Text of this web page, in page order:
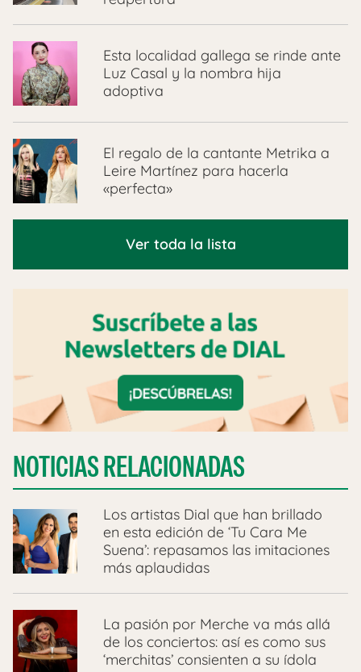
Esta localidad gallega se rinde ante
Luz Casal y la nombra hija
adoptiva
El regalo de la cantante Metrika a
Leire Martínez para hacerla
«perfecta»
Ver toda la lista
NOTICIAS RELACIONADAS
Los artistas Dial que han brillado
en esta edición de ‘Tu Cara Me
Suena’: repasamos las imitaciones
más aplaudidas
La pasión por Merche va más allá
de los conciertos: así es como sus
‘merchitas’ consienten a su ídola